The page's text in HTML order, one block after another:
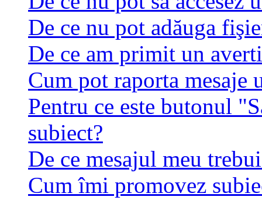
De ce nu pot adăuga
De ce am primit un
Cum pot raporta mesaje
Pentru ce este butonul
subiect?
De ce mesajul meu
Cum îmi promovez